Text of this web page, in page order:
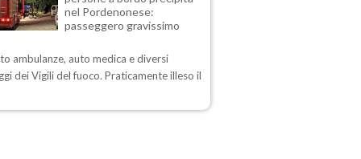
nel Pordenonese:
passeggero gravissimo
ambulanze, auto medica e diversi
dei Vigili del fuoco. Praticamente illeso il